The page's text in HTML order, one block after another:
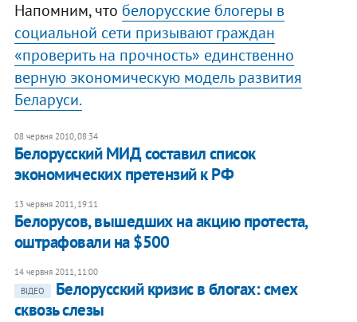
Напомним, что белорусские блогеры в
социальной сети призывают граждан
«проверить на прочность» единственно
верную экономическую модель развития
Беларуси.
08 червня 2010, 08:34
Белорусский МИД составил список
экономических претензий к РФ
13 червня 2011, 19:11
Белорусов, вышедших на акцию протеста,
оштрафовали на $500
14 червня 2011, 11:00
ВІДЕО
Белорусский кризис в блогах: смех
сквозь слезы